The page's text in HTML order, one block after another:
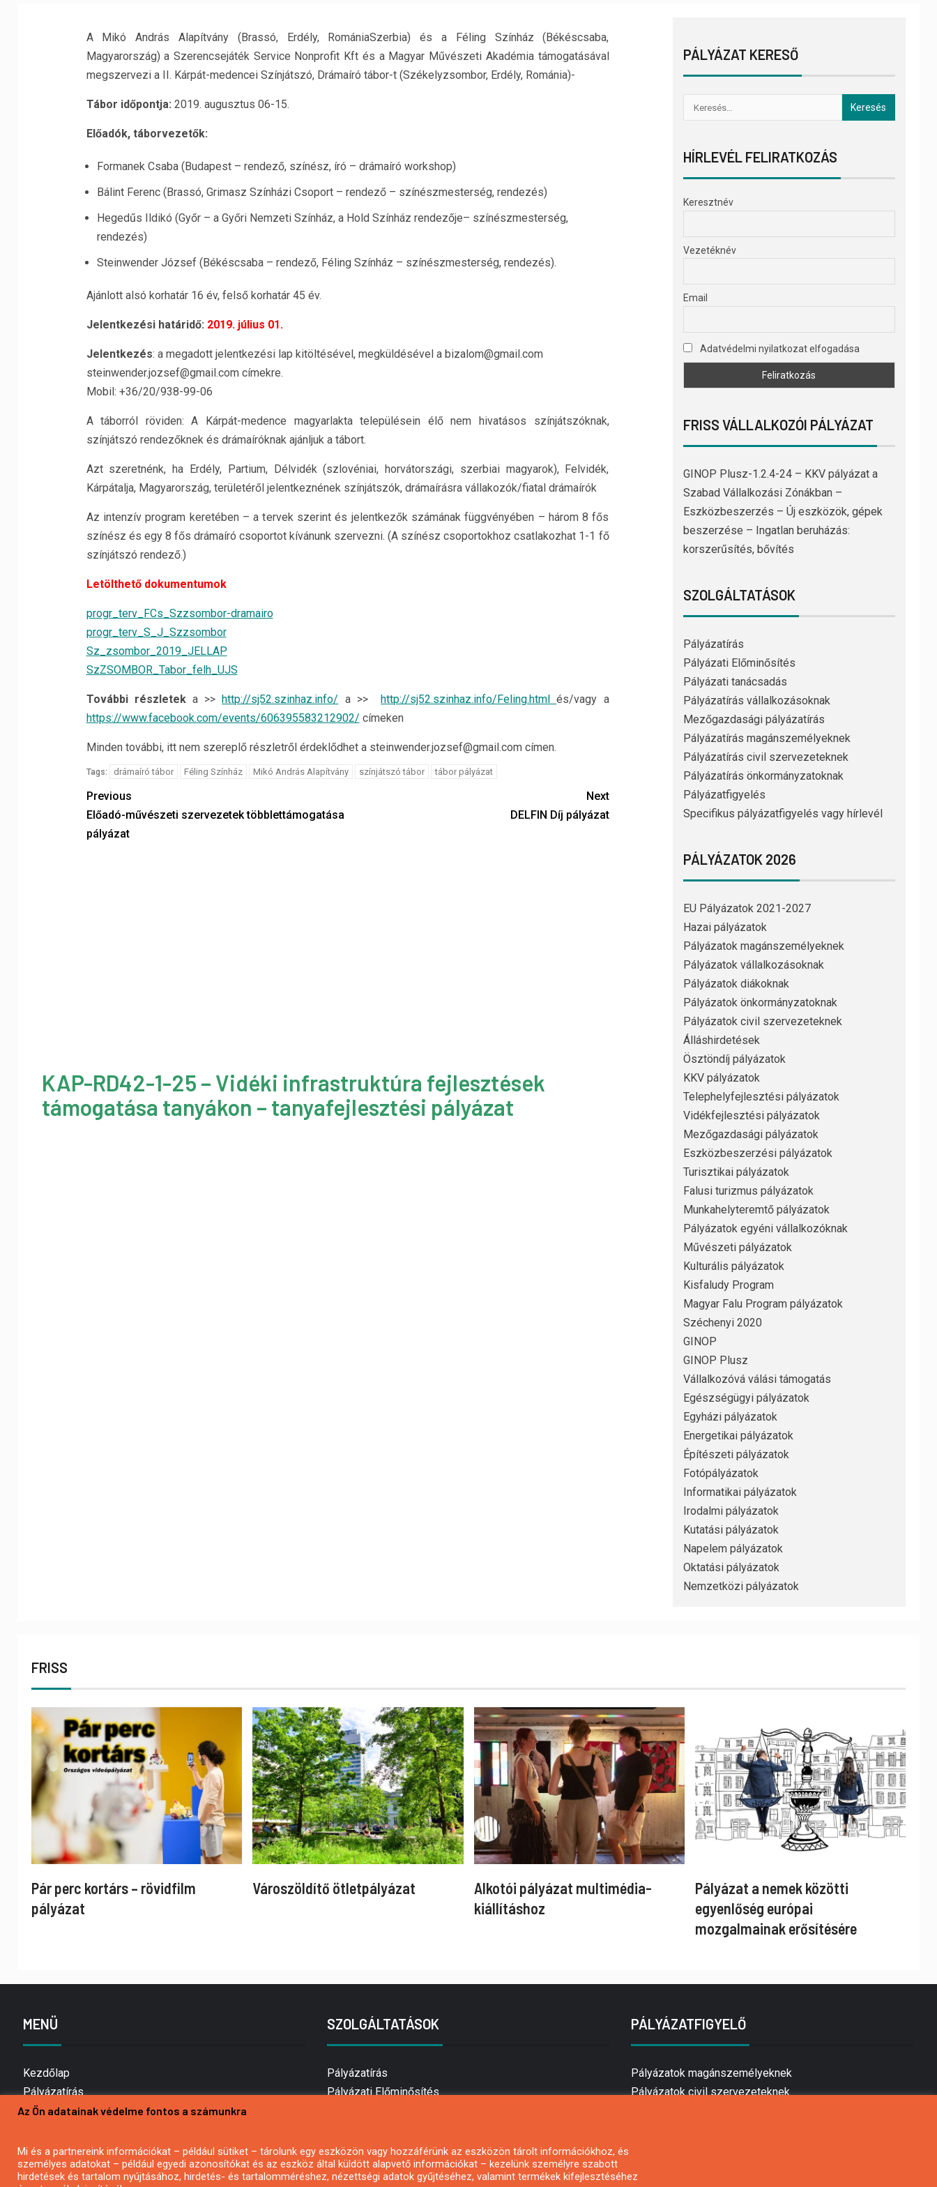
A Mikó András Alapítvány (Brassó, Erdély, RomániaSzerbia) és a Féling Színház (Békéscsaba,
Magyarország) a Szerencsejáték Service Nonprofit Kft és a Magyar Művészeti Akadémia támogatásával
megszervezi a II. Kárpát-medencei Színjátszó, Drámaíró tábor-t (Székelyzsombor, Erdély, Románia)-
Tábor időpontja: 2019. augusztus 06-15.
Előadók, táborvezetők:
Formanek Csaba (Budapest – rendező, színész, író – drámaíró workshop)
Bálint Ferenc (Brassó, Grimasz Színházi Csoport – rendező – színészmesterség, rendezés)
Hegedűs Ildikó (Győr – a Győri Nemzeti Színház, a Hold Színház rendezője– színészmesterség,
rendezés)
Steinwender József (Békéscsaba – rendező, Féling Színház – színészmesterség, rendezés).
Ajánlott alsó korhatár 16 év, felső korhatár 45 év.
Jelentkezési határidő: 2019. július 01.
Jelentkezés: a megadott jelentkezési lap kitöltésével, megküldésével a bizalom@gmail.com
steinwender.jozsef@gmail.com címekre.
Mobil: +36/20/938-99-06
A táborról röviden: A Kárpát-medence magyarlakta településein élő nem hivatásos színjátszóknak,
színjátszó rendezőknek és drámaíróknak ajánljuk a tábort.
Azt szeretnénk, ha Erdély, Partium, Délvidék (szlovéniai, horvátországi, szerbiai magyarok), Felvidék,
Kárpátalja, Magyarország, területéről jelentkeznének színjátszók, drámaírásra vállakozók/fiatal drámaírók
Az intenzív program keretében – a tervek szerint és jelentkezők számának függvényében – három 8 fős
színész és egy 8 fős drámaíró csoportot kívánunk szervezni. (A színész csoportokhoz csatlakozhat 1-1 fő
színjátszó rendező.)
Letölthető dokumentumok
progr_terv_FCs_Szzsombor-dramairo
progr_terv_S_J_Szzsombor
Sz_zsombor_2019_JELLAP
SzZSOMBOR_Tabor_felh_UJS
További részleteka >>http://sj52.szinhaz.info/ a >>http://sj52.szinhaz.info/Feling.htmlés/vagy a
https://www.facebook.com/events/606395583212902/ címeken
Minden további, itt nem szereplő részletről érdeklődhet a steinwender.jozsef@gmail.com címen.
Tags: drámaíró tábor Féling Színház Mikó András Alapítvány színjátszó tábor tábor pályázat
Previous
Előadó-művészeti szervezetek többlettámogatása
pályázat
Next
DELFIN Díj pályázat
KAP-RD42-1-25 – Vidéki infrastruktúra fejlesztések
támogatása tanyákon – tanyafejlesztési pályázat
PÁLYÁZAT KERESŐ
HÍRLEVÉL FELIRATKOZÁS
Keresztnév
Vezetéknév
Email
Adatvédelmi nyilatkozat elfogadása
FRISS VÁLLALKOZÓI PÁLYÁZAT
GINOP Plusz-1.2.4-24 – KKV pályázat a
Szabad Vállalkozási Zónákban –
Eszközbeszerzés – Új eszközök, gépek
beszerzése – Ingatlan beruházás:
korszerűsítés, bővítés
SZOLGÁLTATÁSOK
Pályázatírás
Pályázati Előminősítés
Pályázati tanácsadás
Pályázatírás vállalkozásoknak
Mezőgazdasági pályázatírás
Pályázatírás magánszemélyeknek
Pályázatírás civil szervezeteknek
Pályázatírás önkormányzatoknak
Pályázatfigyelés
Specifikus pályázatfigyelés vagy hírlevél
PÁLYÁZATOK 2026
EU Pályázatok 2021-2027
Hazai pályázatok
Pályázatok magánszemélyeknek
Pályázatok vállalkozásoknak
Pályázatok diákoknak
Pályázatok önkormányzatoknak
Pályázatok civil szervezeteknek
Álláshirdetések
Ösztöndíj pályázatok
KKV pályázatok
Telephelyfejlesztési pályázatok
Vidékfejlesztési pályázatok
Mezőgazdasági pályázatok
Eszközbeszerzési pályázatok
Turisztikai pályázatok
Falusi turizmus pályázatok
Munkahelyteremtő pályázatok
Pályázatok egyéni vállalkozóknak
Művészeti pályázatok
Kulturális pályázatok
Kisfaludy Program
Magyar Falu Program pályázatok
Széchenyi 2020
GINOP
GINOP Plusz
Vállalkozóvá válási támogatás
Egészségügyi pályázatok
Egyházi pályázatok
Energetikai pályázatok
Építészeti pályázatok
Fotópályázatok
Informatikai pályázatok
Irodalmi pályázatok
Kutatási pályázatok
Napelem pályázatok
Oktatási pályázatok
Nemzetközi pályázatok
FRISS
Pár perc kortárs – rövidfilm
pályázat
Városzöldítő ötletpályázat
Alkotói pályázat multimédia-
kiállításhoz
Pályázat a nemek közötti
egyenlőség európai
mozgalmainak erősítésére
MENÜ
Kezdőlap
Pályázatírás
Bemutatkozás
Hírlevél feliratkozás
Impresszum
SZOLGÁLTATÁSOK
Pályázatírás
Pályázati Előminősítés
Mezőgazdasági pályázatírás
Pályázatírás magánszemélyeknek
PÁLYÁZATFIGYELŐ
Pályázatok magánszemélyeknek
Pályázatok civil szervezeteknek
Az Ön adatainak védelme fontos a számunkra
Mi és a partnereink információkat – például sütiket – tárolunk egy eszközön vagy hozzáférünk az eszközön tárolt információkhoz, és
személyes adatokat – például egyedi azonosítókat és az eszköz által küldött alapvető információkat – kezelünk személyre szabott
hirdetések és tartalom nyújtásához, hirdetés- és tartalomméréshez, nézettségi adatok gyűjtéséhez, valamint termékek kifejlesztéséhez